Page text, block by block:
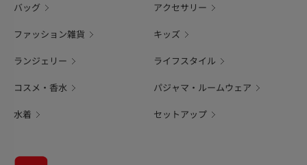
バッグ アクセサリー
ファッション雑貨 キッズ
ランジェリー ライフスタイル
コスメ・香水 パジャマ・ルームウェア
水着 セットアップ